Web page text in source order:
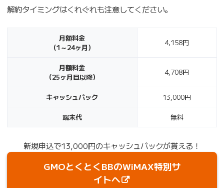
解約タイミングはくれぐれも注意してください。
月額料金
（1～24ヶ月）
4,158円
月額料金
（25ヶ月目以降）
4,708円
キャッシュバック 13,000円
端末代 無料
新規申込で13,000円のキャッシュバックが貰える！
GMOとくとくBBのWiMAX特別サ
イトへ